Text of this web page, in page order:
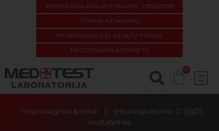
REGISTRACIJA KRAUJO TYRIMAMS: +37062211201
TYRIMŲ ATSAKYMAI
INFORMACIJA DĖL ATLIKTŲ TYRIMŲ
REGISTRACIJA INTERNETU
Imunologiniai tyrimai |
Imunoglobulino D (IgD)
nustatymas